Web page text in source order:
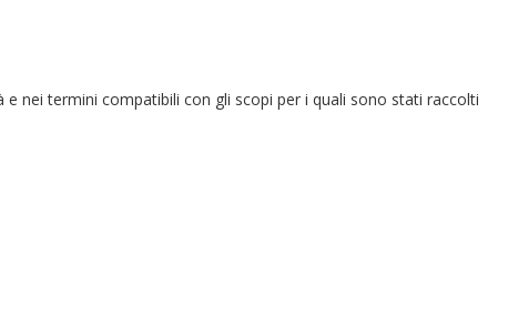
nei termini compatibili con gli scopi per i quali sono stati raccolti